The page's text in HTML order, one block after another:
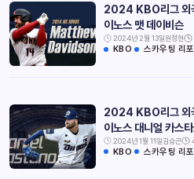
2024 KBO리그 외
이노스 맷 데이비슨
2024년 2월 13일원정현
KBO 스카우팅 리
2024 KBO리그 외
이노스 대니얼 카스
2024년 1월 11일김승곤
KBO 스카우팅 리